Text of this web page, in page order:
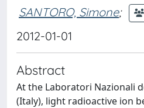
SANTORO, Simone;
2012-01-01
Abstract
At the Laboratori Nazionali
(Italy), light radioactive ion